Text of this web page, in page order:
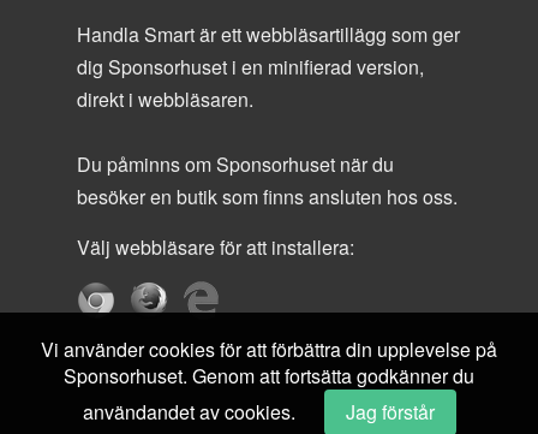
Handla Smart är ett webbläsartillägg som ger
dig Sponsorhuset i en minifierad version,
direkt i webbläsaren.
Du påminns om Sponsorhuset när du
besöker en butik som finns ansluten hos oss.
Välj webbläsare för att installera:
Vi använder cookies för att förbättra din upplevelse på
Sponsorhuset. Genom att fortsätta godkänner du
användandet av cookies.
Jag förstår